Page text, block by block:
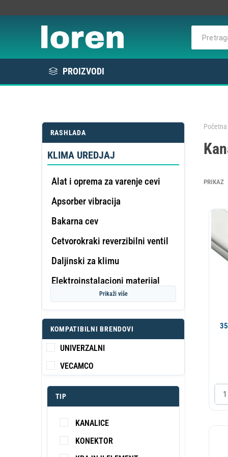
PROIZVODI
Bela tehnika
Elektro / Potrošni materijal
Profesionalna oprema
RASHLADA
KLIMA UREDJAJ
Alat i oprema za varenje cevi
Apsorber vibracija
Bakarna cev
Cetvorokraki reverzibilni ventil
Daljinski za klimu
Elektroinstalacioni materijal
Elektromotor
Elektronika za klimu
Freon
Grejac
Izolacija
Kabl
Kanalice i elementi
Prikaži više
KOMPATIBILNI BRENDOVI
UNIVERZALNI
VECAMCO
TIP
KANALICE
KONEKTOR
PRIKAZ